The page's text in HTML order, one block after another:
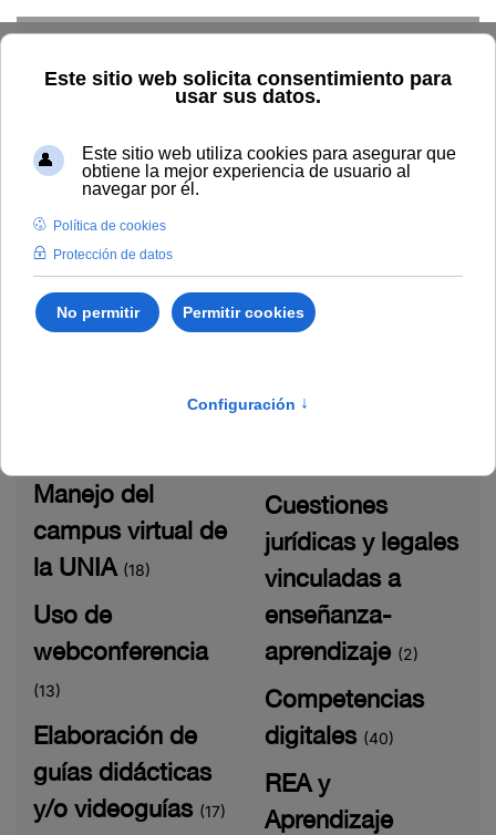
Inicio Estudiar Oferta académica Temática
Temática
Modelo de E-A
innovación de la
Manejo del
campus virtual de
la UNIA (18)
Uso de
webconferencia
(13)
Elaboración de
guías didácticas
y/o videoguías (17)
Tutorización
Cuestiones
jurídicas y legales
vinculadas a
enseñanza-
aprendizaje (2)
Competencias
digitales (40)
REA y
Aprendizaje